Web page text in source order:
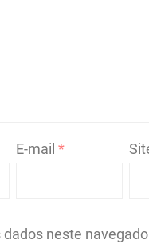
E-mail*
neste